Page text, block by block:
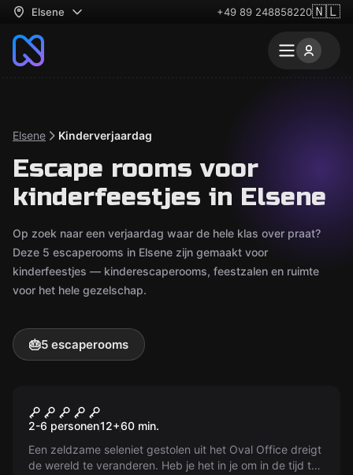
Elsene +49 89 248858220🇳🇱
Elsene Kinderverjaardag
Escape rooms voor
kinderfeestjes in Elsene
Op zoek naar een verjaardag waar de hele klas over praat?
Deze 5 escaperooms in Elsene zijn gemaakt voor
kinderfeestjes — kinderescaperooms, feestzalen en ruimte
voor het hele gezelschap.
🎂5 escaperooms
The White House
2-6 personen12+60 min.
Een zeldzame seleniet gestolen uit het Oval Office dreigt
de wereld te veranderen. Heb je het in je om in de tijd te